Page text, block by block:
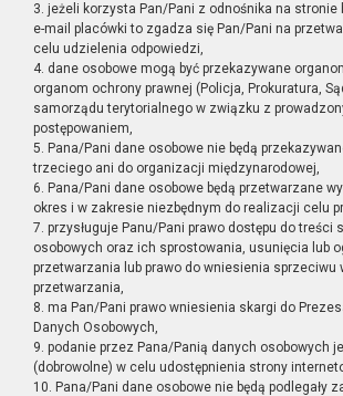
3. jeżeli korzysta Pan/Pani z odnośnika na stronie
e-mail placówki to zgadza się Pan/Pani na
celu udzielenia odpowiedzi,
4. dane osobowe mogą być przekazywane
organom ochrony prawnej (Policja, Prokuratura,
samorządu terytorialnego w związku z
postępowaniem,
5. Pana/Pani dane osobowe nie będą
trzeciego ani do organizacji międzynarodowej,
6. Pana/Pani dane osobowe będą przetwarzane
okres i w zakresie niezbędnym do realizacji celu
7. przysługuje Panu/Pani prawo dostępu do treści
osobowych oraz ich sprostowania, usunięcia lub
przetwarzania lub prawo do wniesienia sprzeciwu
przetwarzania,
8. ma Pan/Pani prawo wniesienia skargi do
Danych Osobowych,
9. podanie przez Pana/Panią danych osobowych
(dobrowolne) w celu udostępnienia strony
10. Pana/Pani dane osobowe nie będą podlegały